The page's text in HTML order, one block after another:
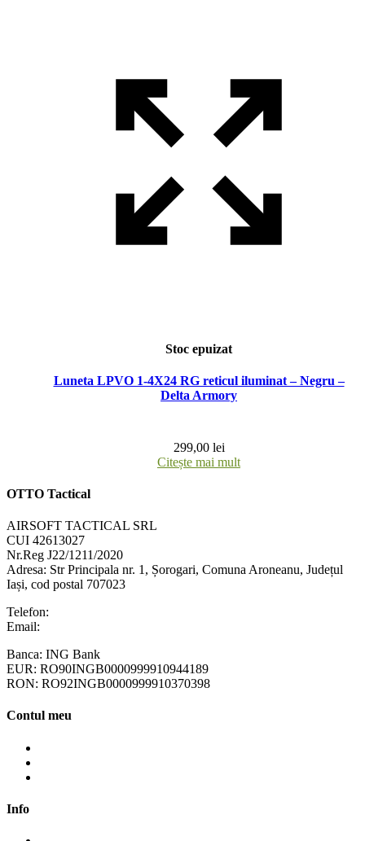
Stoc epuizat
Luneta LPVO 1-4X24 RG reticul iluminat – Negru –
Delta Armory
299,00 lei
Citește mai mult
OTTO Tactical
AIRSOFT TACTICAL SRL
CUI 42613027
Nr.Reg J22/1211/2020
Adresa: Str Principala nr. 1 , Șorogari, Comuna Aroneanu, Județul
Iași, cod postal 707023
Telefon:
Email:
Banca: ING Bank
EUR: RO90INGB0000999910944189
RON: RO92INGB0000999910370398
Contul meu
Info